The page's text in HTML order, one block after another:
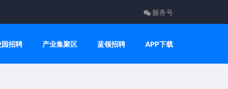
服务号
园招聘 产业集聚区 蓝领招聘 APP下载